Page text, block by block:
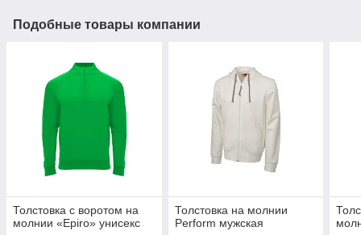
Подобные товары компании
Толстовка с воротом на
молнии «Epiro» унисекс
Толстовка на молнии
Perform мужская